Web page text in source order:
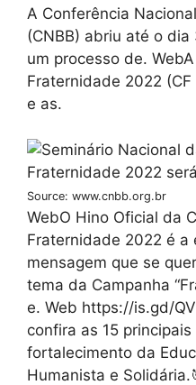
A Conferência
(CNBB) abriu até o
um processo de.
Fraternidade 2022
e as.
Source: www.cnbb.org.br
WebO Hino Oficial da
Fraternidade 2022 é a
mensagem que se
tema da Campanha
e. Web️ https://is.gd/
confira as 15
fortalecimento da
Humanista e